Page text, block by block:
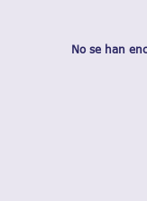
No se han